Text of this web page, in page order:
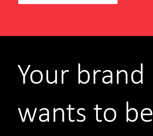
Your brand
wants to be